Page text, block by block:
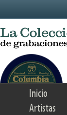
Inicio
Artistas